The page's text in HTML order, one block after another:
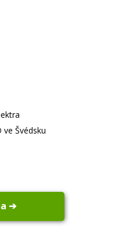
Švédsku
➔